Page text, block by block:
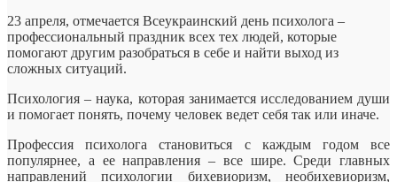
23 апреля, отмечается Всеукраинский день психолога –
профессиональный праздник всех тех людей, которые
помогают другим разобраться в себе и найти выход из
сложных ситуаций.
Психология – наука, которая занимается исследованием души
и помогает понять, почему человек ведет себя так или иначе.
Профессия психолога становиться с каждым годом все
популярнее, а ее направления – все шире. Среди главных
направлений психологии бихевиоризм, необихевиоризм,